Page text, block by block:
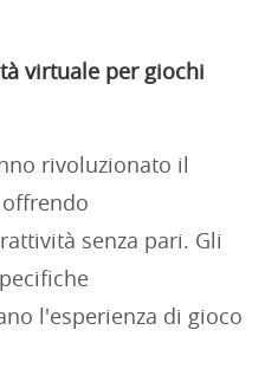
virtuale per giochi
rivoluzionato il
senza pari. Gli
l'esperienza di gioco